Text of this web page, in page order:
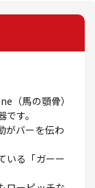
（馬の顎骨）
す。
がバーを伝わ
いる「ガーー